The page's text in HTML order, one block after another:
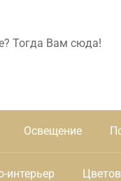
Тогда Вам сюда!
Освещение
интерьер